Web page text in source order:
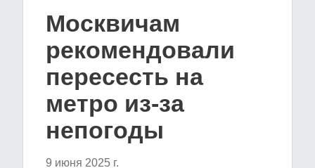
Москвичам
рекомендовали
пересесть на
метро из-за
непогоды
9 июня 2025 г.